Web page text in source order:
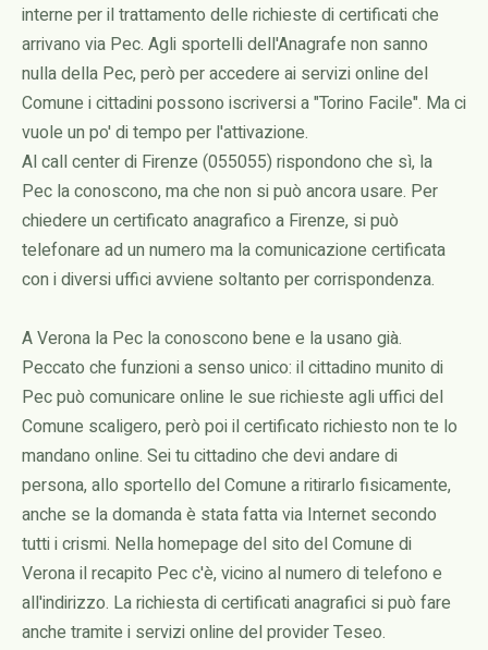
interne per il trattamento delle richieste di certificati che
arrivano via Pec. Agli sportelli dell'Anagrafe non sanno
nulla della Pec, però per accedere ai servizi online del
Comune i cittadini possono iscriversi a "Torino Facile". Ma ci
vuole un po' di tempo per l'attivazione.
Al call center di Firenze (055055) rispondono che sì, la
Pec la conoscono, ma che non si può ancora usare. Per
chiedere un certificato anagrafico a Firenze, si può
telefonare ad un numero ma la comunicazione certificata
con i diversi uffici avviene soltanto per corrispondenza.
A Verona la Pec la conoscono bene e la usano già.
Peccato che funzioni a senso unico: il cittadino munito di
Pec può comunicare online le sue richieste agli uffici del
Comune scaligero, però poi il certificato richiesto non te lo
mandano online. Sei tu cittadino che devi andare di
persona, allo sportello del Comune a ritirarlo fisicamente,
anche se la domanda è stata fatta via Internet secondo
tutti i crismi. Nella homepage del sito del Comune di
Verona il recapito Pec c'è, vicino al numero di telefono e
all'indirizzo. La richiesta di certificati anagrafici si può fare
anche tramite i servizi online del provider Teseo.